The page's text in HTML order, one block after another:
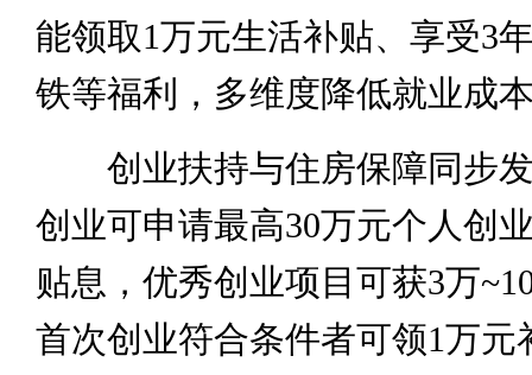
能领取1万元生活补贴、享受3
铁等福利，多维度降低就业成
创业扶持与住房保障同步发
创业可申请最高30万元个人创
贴息，优秀创业项目可获3万
首次创业符合条件者可领1万元